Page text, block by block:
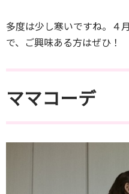
多度は少し寒いですね。４
で、ご興味ある方はぜひ！
ママコーデ